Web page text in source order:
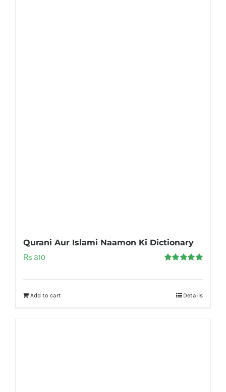
Qurani Aur Islami Naamon Ki Dictionary
₨ 310
Add to cart Details